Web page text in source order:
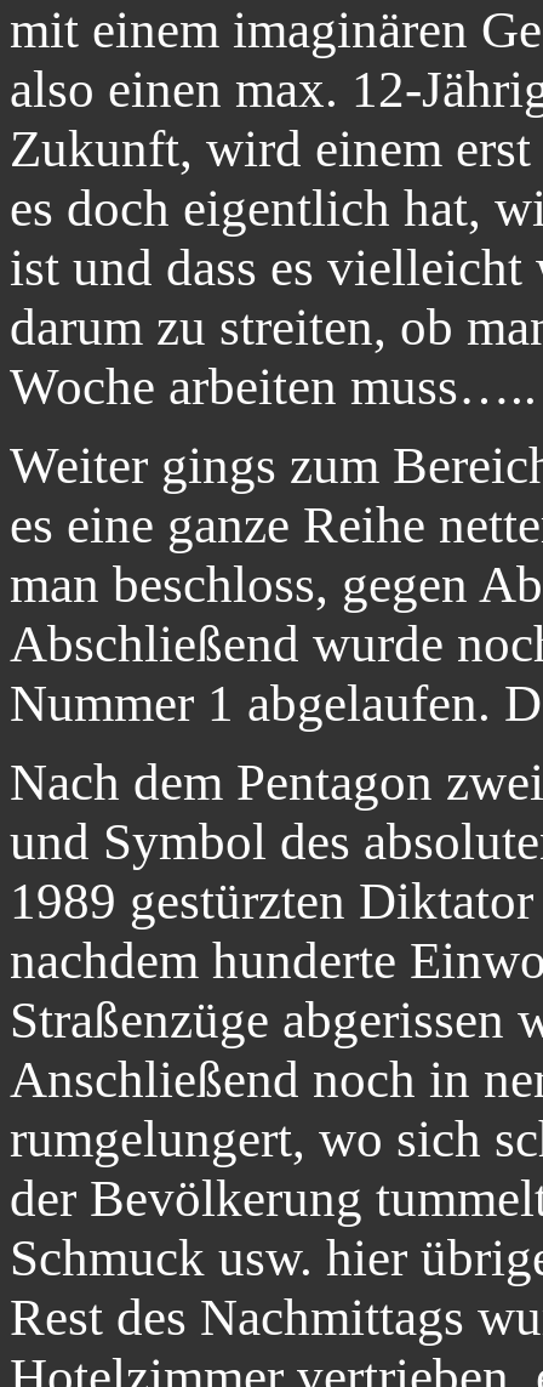
mit einem imaginären
also einen max. 12-
Zukunft, wird einem
es doch eigentlich hat,
ist und dass es
darum zu streiten, ob
Woche arbeiten muss…..
Weiter gings zum
es eine ganze Reihe
man beschloss, gegen
Abschließend wurde
Nummer 1 abgelaufen.
Nach dem Pentagon
und Symbol des
1989 gestürzten
nachdem hunderte
Straßenzüge abgerissen
Anschließend noch in
rumgelungert, wo sich
der Bevölkerung
Schmuck usw. hier
Rest des Nachmittags